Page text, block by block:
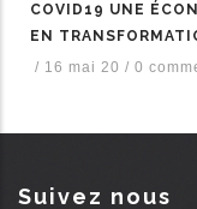
COVID19 UNE
EN
/ 16 mai 20 / 0
Suivez nous